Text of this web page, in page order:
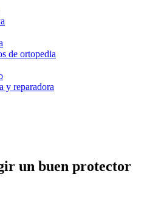
de ortopedia
y reparadora
un buen protector